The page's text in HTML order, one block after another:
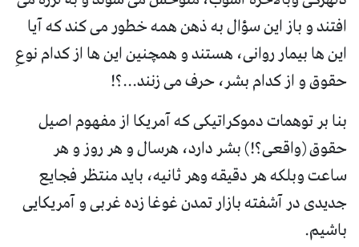
افتند و باز این سؤال به ذهن همه خطور می کند که آیا
این ها بیمار روانی، هستند و همچنین این ها از کدام نوعِ
حقوق و از کدام بشر، حرف می زنند...؟!
بنا بر توهمات دموکراتیکی که آمریکا از مفهوم اصیل
حقوق‌ (واقعی؟!) بشر دارد، هرسال و هر روز و هر
ساعت وبلکه هر دقیقه وهر ثانیه، باید منتظر فجایع
جدیدی در آشفته بازار تمدن غوغا زده غربی و آمریکایی
باشیم.